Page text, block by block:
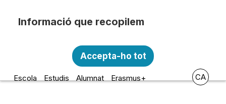
Escola d'Art i Disseny de la
Diputació a Tarragona
Escola Estudis Alumnat Erasmus+ CA
personal amb les següents finalitats:
Funcionalitat, Analítica.
Accepta-ho tot